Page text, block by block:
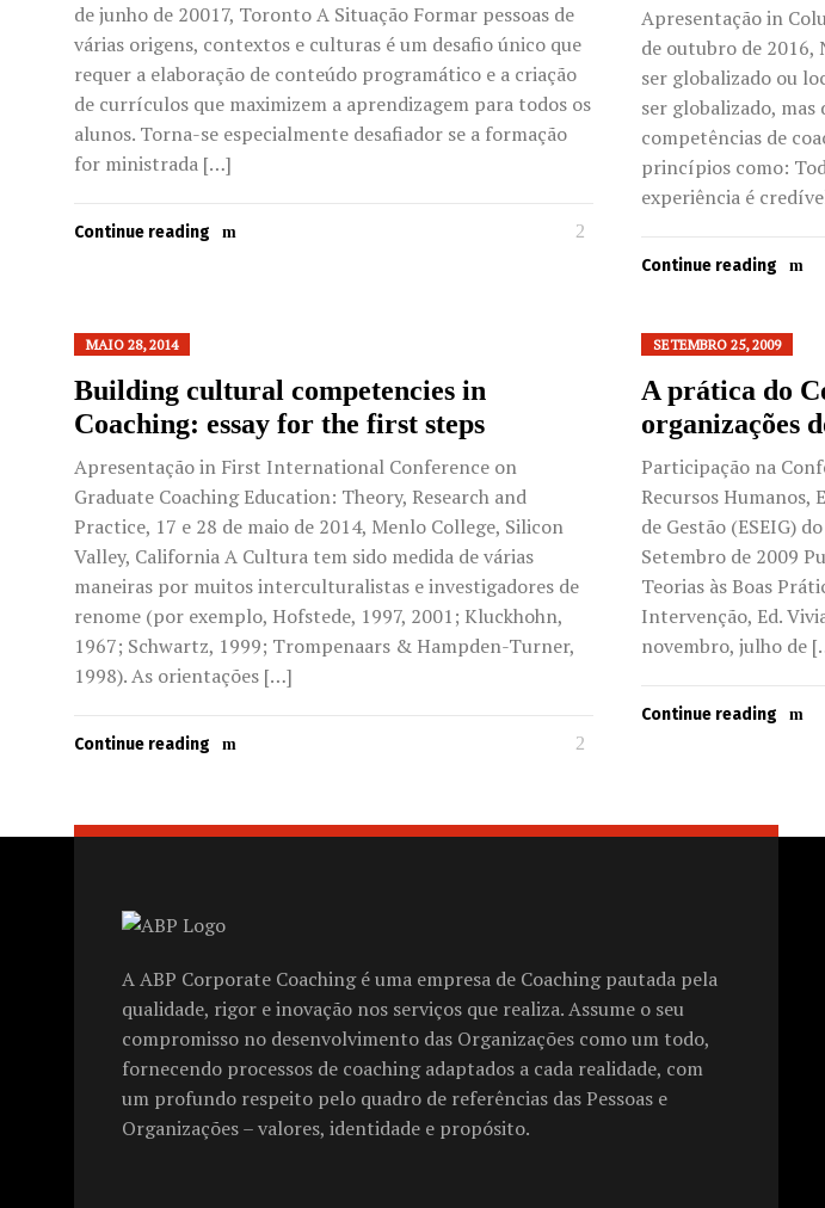
de junho de 20017, Toronto A Situação Formar pessoas de
várias origens, contextos e culturas é um desafio único que
requer a elaboração de conteúdo programático e a criação
de currículos que maximizem a aprendizagem para todos os
alunos. Torna-se especialmente desafiador se a formação
for ministrada […]
Continue reading
Apresentação in
de outubro de 2016,
ser globalizado ou
ser globalizado,
competências de
princípios como:
experiência é
Continue reading
MAIO 28, 2014
Building cultural competencies in
Coaching: essay for the first steps
Apresentação in First International Conference on
Graduate Coaching Education: Theory, Research and
Practice, 17 e 28 de maio de 2014, Menlo College, Silicon
Valley, California A Cultura tem sido medida de várias
maneiras por muitos interculturalistas e investigadores de
renome (por exemplo, Hofstede, 1997, 2001; Kluckhohn,
1967; Schwartz, 1999; Trompenaars & Hampden-Turner,
1998). As orientações […]
Continue reading
SETEMBRO 25, 2009
A prática do
organizações
Participação na
Recursos Humanos,
de Gestão (ESEIG)
Setembro de 2009
Teorias às Boas
Intervenção, Ed.
novembro, julho de
Continue reading
A ABP Corporate Coaching é uma empresa de Coaching pautada pela
qualidade, rigor e inovação nos serviços que realiza. Assume o seu
compromisso no desenvolvimento das Organizações como um todo,
fornecendo processos de coaching adaptados a cada realidade, com
um profundo respeito pelo quadro de referências das Pessoas e
Organizações – valores, identidade e propósito.